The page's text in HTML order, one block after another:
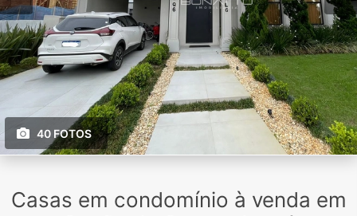
40 FOTOS
Casas em condomínio à venda em